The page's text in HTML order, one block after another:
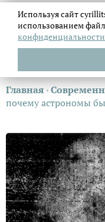
Главная ›
почему астрономы
Используя сайт
использованием
конфиденциальности